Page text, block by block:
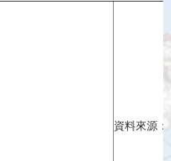
資料來源